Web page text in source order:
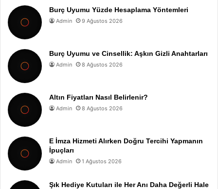
Burç Uyumu Yüzde Hesaplama Yöntemleri
Admin 9 Ağustos 2026
Burç Uyumu ve Cinsellik: Aşkın Gizli Anahtarları
Admin 8 Ağustos 2026
Altın Fiyatları Nasıl Belirlenir?
Admin 8 Ağustos 2026
E İmza Hizmeti Alırken Doğru Tercihi Yapmanın
İpuçları
Admin 1 Ağustos 2026
Şık Hediye Kutuları ile Her Anı Daha Değerli Hale